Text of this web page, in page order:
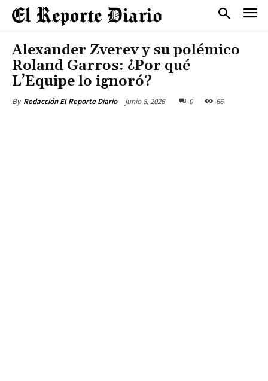
Alexander Zverev y su polémico
Roland Garros: ¿Por qué
L’Equipe lo ignoró?
By Redacción El Reporte Diario junio 8, 2026 0 66